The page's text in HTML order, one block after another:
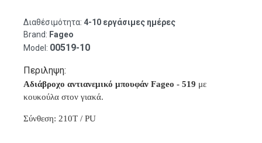
Διαθέσιμότητα: 4-10 εργάσιμες ημέρες
Brand: Fageo
Model: 00519-10
Περιληψη:
Αδιάβροχο αντιανεμικό μπουφάν Fageo - 519 με
κουκούλα στον γιακά.
Σύνθεση: 210T / PU